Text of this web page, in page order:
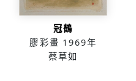
冠鶴
膠彩畫 1969年
蔡草如